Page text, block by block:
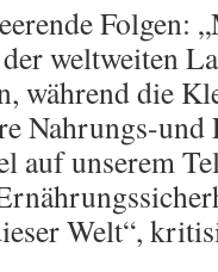
Folgen:
weltweiten
während die
Nahrungs-und
auf unserem
Welt“,